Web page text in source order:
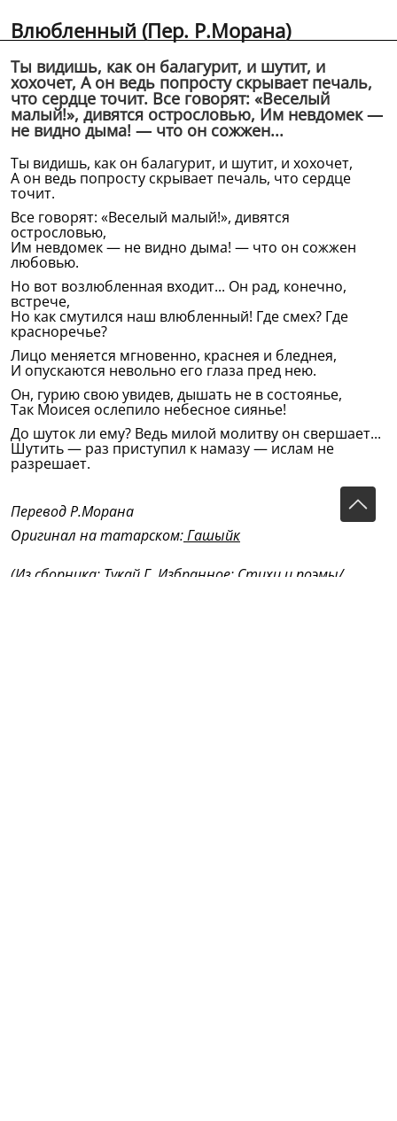
Влюбленный (Пер. Р.Морана)
Ты видишь, как он балагурит, и шутит, и
хохочет, А он ведь попросту скрывает печаль,
что сердце точит. Все говорят: «Веселый
малый!», дивятся острословью, Им невдомек —
не видно дыма! — что он сожжен...
Ты видишь, как он балагурит, и шутит, и хохочет,
А он ведь попросту скрывает печаль, что сердце
точит.
Все говорят: «Веселый малый!», дивятся
острословью,
Им невдомек — не видно дыма! — что он сожжен
любовью.
Но вот возлюбленная входит... Он рад, конечно,
встрече,
Но как смутился наш влюбленный! Где смех? Где
красноречье?
Лицо меняется мгновенно, краснея и бледнея,
И опускаются невольно его глаза пред нею.
Он, гурию свою увидев, дышать не в состоянье,
Так Моисея ослепило небесное сиянье!
До шуток ли ему? Ведь милой молитву он свершает...
Шутить — раз приступил к намазу — ислам не
разрешает.
Перевод Р.Морана
Оригинал на татарском:Гашыйк
(Из сборника: Тукай Г. Избранное: Стихи и поэмы/